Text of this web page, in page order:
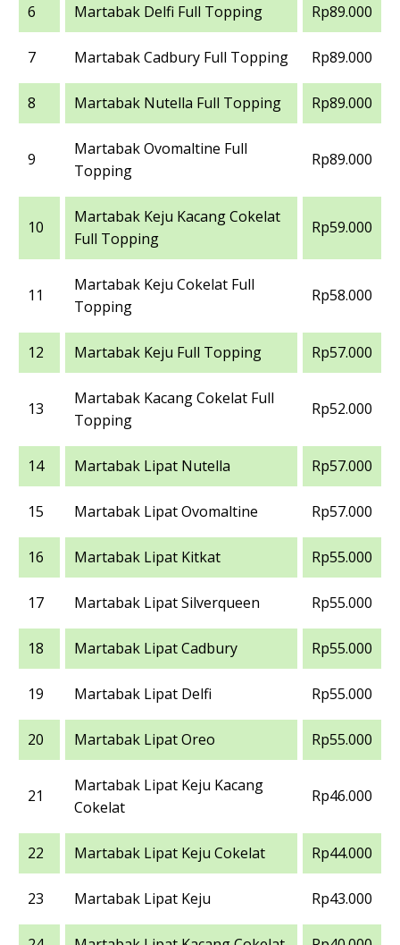
6 Martabak Delfi Full Topping Rp89.000
7 Martabak Cadbury Full Topping Rp89.000
8 Martabak Nutella Full Topping Rp89.000
9
Martabak Ovomaltine Full
Topping
Rp89.000
10
Martabak Keju Kacang Cokelat
Full Topping
Rp59.000
11
Martabak Keju Cokelat Full
Topping
Rp58.000
12 Martabak Keju Full Topping Rp57.000
13
Martabak Kacang Cokelat Full
Topping
Rp52.000
14 Martabak Lipat Nutella Rp57.000
15 Martabak Lipat Ovomaltine Rp57.000
16 Martabak Lipat Kitkat Rp55.000
17 Martabak Lipat Silverqueen Rp55.000
18 Martabak Lipat Cadbury Rp55.000
19 Martabak Lipat Delfi Rp55.000
20 Martabak Lipat Oreo Rp55.000
21
Martabak Lipat Keju Kacang
Cokelat
Rp46.000
22 Martabak Lipat Keju Cokelat Rp44.000
23 Martabak Lipat Keju Rp43.000